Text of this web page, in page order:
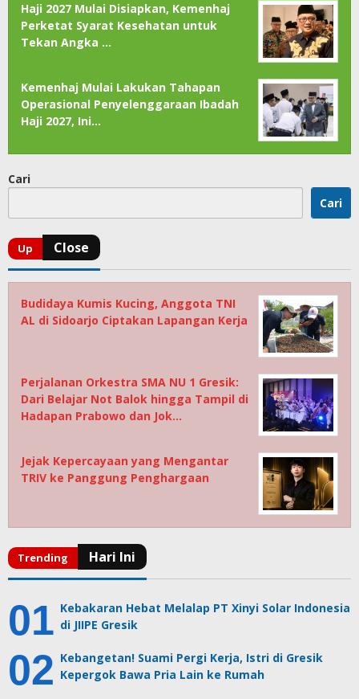
Haji 2027 Mulai Disiapkan, Kemenhaj
Perketat Syarat Kesehatan untuk
Tekan Angka …
Kemenhaj Mulai Lakukan Tahapan
Operasional Penyelenggaraan Ibadah
Haji 2027, Ini…
Cari
Cari
Budidaya Kumis Kucing, Anggota TNI
AL di Sidoarjo Ciptakan Lapangan Kerja
Perjalanan Orkestra SMA NU 1 Gresik:
Dari Belajar Not Balok hingga Tampil di
Hadapan Prabowo dan Jok…
Jejak Kepercayaan yang Mengantar
TRIV ke Panggung Penghargaan
Kebakaran Hebat Melalap PT Xinyi Solar Indonesia
di JIIPE Gresik
Kebangetan! Suami Pergi Kerja, Istri di Gresik
Kepergok Bawa Pria Lain ke Rumah